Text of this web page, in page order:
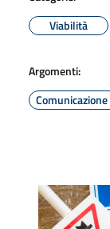
Viabilità
Argomenti: